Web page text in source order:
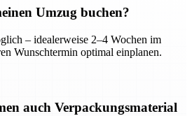
Umzug buchen?
– idealerweise 2–4 Wochen im
Wunschtermin optimal einplanen.
auch Verpackungsmaterial